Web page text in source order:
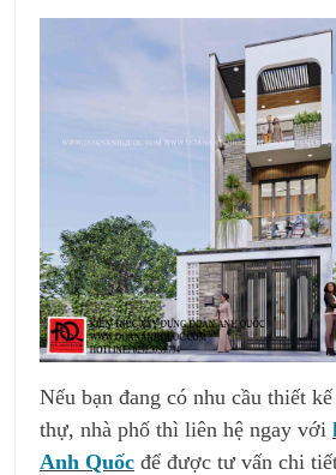
Nếu bạn đang có nhu cầu thiết
thự, nhà phố thì liên hệ ngay với
Anh Quốc để được tư vấn chi